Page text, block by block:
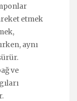
etmek
aynı
ve